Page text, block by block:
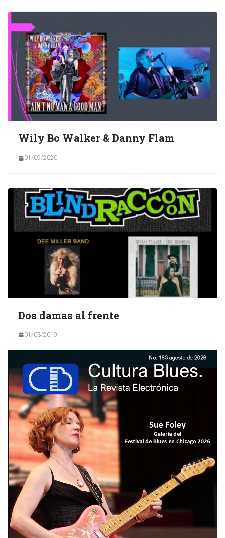
Wily Bo Walker & Danny Flam
01/09/2020
Dos damas al frente
01/03/2019